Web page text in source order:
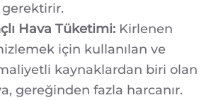
gerektirir.
Hava Tüketimi: Kirlenen
için kullanılan ve
kaynaklardan biri olan
gereğinden fazla harcanır.